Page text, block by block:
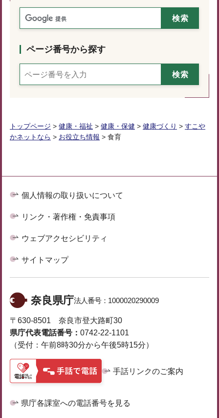
ページ番号から探す
トップページ > 健康・福祉 > 健康・保健 > 健康づくり > すこや
かネットなら > お役立ち情報 > 食育
個人情報の取り扱いについて
リンク・著作権・免責事項
ウェブアクセシビリティ
サイトマップ
奈良県庁法人番号： 1000020290009
〒630-8501 奈良市登大路町30
県庁代表電話番号： 0742-22-1101
（受付：午前8時30分から午後5時15分）
手話リンクのご案内
県庁各課室への電話番号を見る